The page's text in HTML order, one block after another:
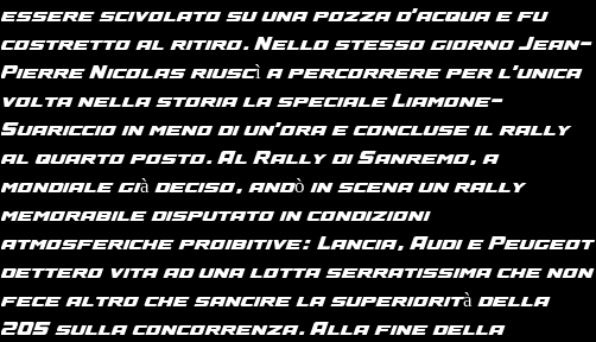
essere scivolato su una pozza d'acqua e fu
costretto al ritiro. Nello stesso giorno Jean-
Pierre Nicolas riuscì a percorrere per l'unica
volta nella storia la speciale Liamone-
Suariccio in meno di un'ora e concluse il rally
al quarto posto. Al Rally di Sanremo, a
mondiale già deciso, andò in scena un rally
memorabile disputato in condizioni
atmosferiche proibitive: Lancia, Audi e Peugeot
dettero vita ad una lotta serratissima che non
fece altro che sancire la superiorità della
205 sulla concorrenza. Alla fine della